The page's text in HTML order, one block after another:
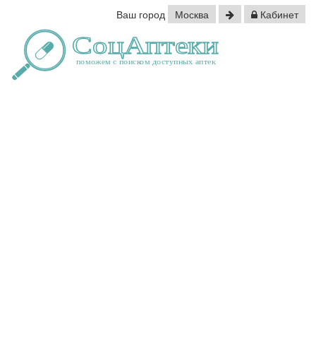
Ваш город Москва Кабинет